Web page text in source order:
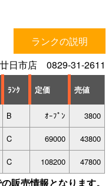
ランクの説明
日市店 0829-31-2611
ﾗﾝｸ 定価 売値
B ｵｰﾌﾟﾝ 3800
C 69000 43800
C 108200 47800
販売情報となります。